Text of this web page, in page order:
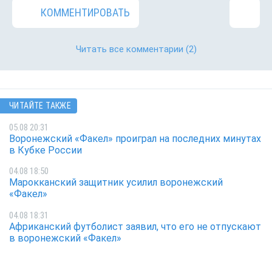
КОММЕНТИРОВАТЬ
Читать все комментарии (2)
ЧИТАЙТЕ ТАКЖЕ
05.08 20:31
Воронежский «Факел» проиграл на последних минутах
в Кубке России
04.08 18:50
Марокканский защитник усилил воронежский
«Факел»
04.08 18:31
Африканский футболист заявил, что его не отпускают
в воронежский «Факел»